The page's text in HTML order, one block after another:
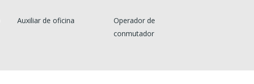
Auxiliar de oficina
Operador de
conmutador